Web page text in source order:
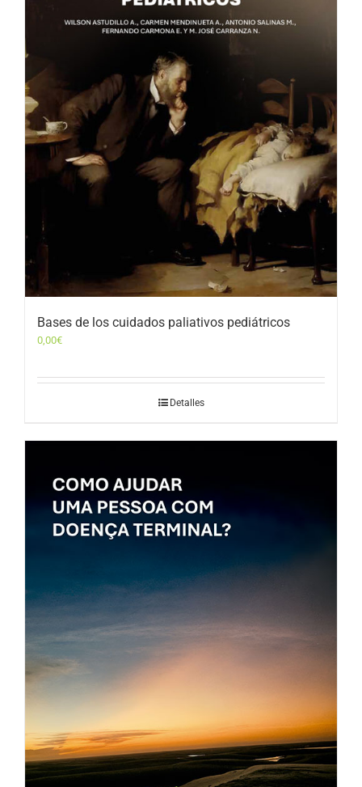
Bases de los cuidados paliativos pediátricos
0,00€
Detalles